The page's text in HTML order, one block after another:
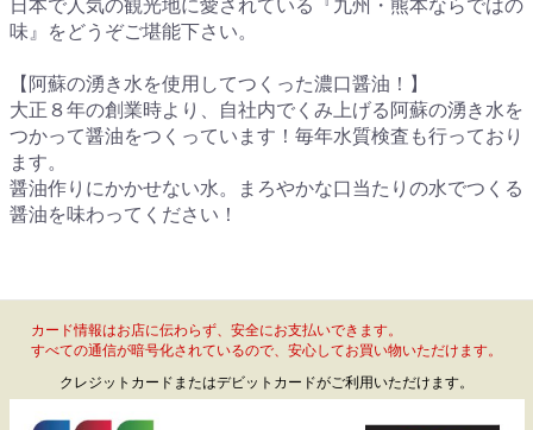
日本で人気の観光地に愛されている『九州・熊本ならではの
味』をどうぞご堪能下さい。
【阿蘇の湧き水を使用してつくった濃口醤油！】
大正８年の創業時より、自社内でくみ上げる阿蘇の湧き水を
つかって醤油をつくっています！毎年水質検査も行っており
ます。
醤油作りにかかせない水。まろやかな口当たりの水でつくる
醤油を味わってください！
カード情報はお店に伝わらず、安全にお支払いできます。
すべての通信が暗号化されているので、安心してお買い物いただけます。
クレジットカードまたはデビットカードがご利用いただけます。